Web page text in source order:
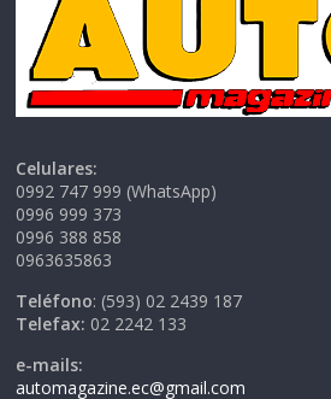
Celulares:
0992 747 999 (WhatsApp)
0996 999 373
0996 388 858
0963635863
Teléfono: (593) 02 2439 187
Telefax: 02 2242 133
e-mails:
automagazine.ec@gmail.com